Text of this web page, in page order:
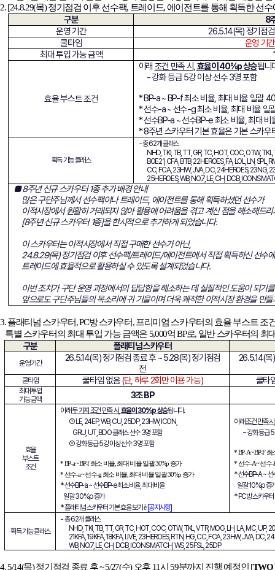
2. [24.8.29(목) 정기점검 이후 선수팩, 트레이드, 에이전트를 통해 획득한 선
구분 8
운영 기간
26.5.14(목) 정기점
쿨타임
운영 기
최대 투입 가능 금액
효율 부스트 조건
아래 조건 만족 시,효율이 40%p 상승됩니
- 강화 등급 5강 이상 선수 3명 포함
* BP-a ~ BP-f 최소 비율, 최대 비율 일괄
* 선수-a ~ 선수-g 최소 비율, 최대 비율 일
* 선수BP-a ~ 선수BP-e 최소 비율, 최대
* 8주년 스카우터 기본 효율은 기본 스카우
획득 가능 클래스
-총 62개 클래스
NHD, TKI, TB, TT, GR, TC, HOT, COC, OTW,
BOE21, CFA, BTB, 22HEROES, FA, LOL, LN, SPL,
CC, FCA, 23HW, JVA, DC, 24HEROES, 23NG,
25HEROES, WB, NO.7, LE, CH, DCB, ICONS
■ 8주년 신규 스카우터 1종 추가 배경 안내
많은 구단주님께서 선수팩이나 트레이드, 에이전트를 통해 획득하셨던 선수가
이적시장에서 원활히 거래되지 않아 활용에 어려움을 겪고 계신 점을 해소해드리
[8주년 신규 스카우터 1종]을 한시적으로 추가하게 되었습니다.
이 스카우터는 이적시장에서 직접 구매한 선수가 아닌,
24.8.29(목) 정기점검 이후 선수팩/트레이드/에이전트에서 직접 획득하신 선수
트레이드에 효율적으로 활용하실 수 있도록 설계되었습니다.
이번 조치가 구단 운영 과정에서의 답답함을 해소하는 데 실질적인 도움이 되기
앞으로도 구단주님들의 목소리에 귀 기울이며 더욱 쾌적한 이적시장 환경을 만
3.플래티넘 스카우터, PC방 스카우터, 프리미엄 스카우터의 효율 부스트 조
특별 스카우터의 최대 투입 가능 금액은 5,000억 BP로, 일반 스카우터의 최
구분 플래티넘 스카우터
운영 기간 26.5.14(목) 정기점검 종료 후 ~ 5.28(목) 정기점검
전
26.5.14(목
쿨타임 쿨타임 없음(단, 하루 2회만 이용 가능) 쿨타
최대 투입
가능 금액
3조 BP
효율
부스트
조건
아래두가지 조건 만족시 효율이 30%p상승됩니다.
① LE, 24EP, WB, CU, 25DP, 23HW, ICON,
GRU, UT, BDO클래스 선수 3명 포함
②강화등급5강이상선수3명포함
*BP-a ~ BP-f최소 비율, 최대 비율 일괄30%p증가
*선수-a ~선수-g 최소 비율, 최대 비율 일괄30%p증가
*선수BP-a ~선수BP-e최소비율,최대비율
일괄30%p증가
*플래티넘스카우터기본효율보기 è [공지사항]
아래조건만족시
-강화등급5
* BP-A ~ BP-F최
*선수-A ~선수-
*선수BP-A ~선
일괄10%p증
* PC방스카우터
획득 가능 클래스
-총 62개 클래스
NHD, TKI, TB, TT, GR, TC, HOT, COC, OTW, TKL, VTR, MOG, LH, LA, MC, UP,
21KFA, 19KFA, 18KFA, LIVE, 23HEROES, RTN, HG, CC, FCA, 23HW, JVA, DC,
WB, NO.7, LE, CH, DCB, ICONS MATCH, WS, 25FSL, 25DP
4. 5/14(목) 정기점검 종료 후 ~ 5/27(수) 오후 11시 59분까지 진행 예정인 [TWO